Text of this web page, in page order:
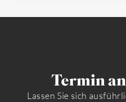
Termin
Lassen Sie sich